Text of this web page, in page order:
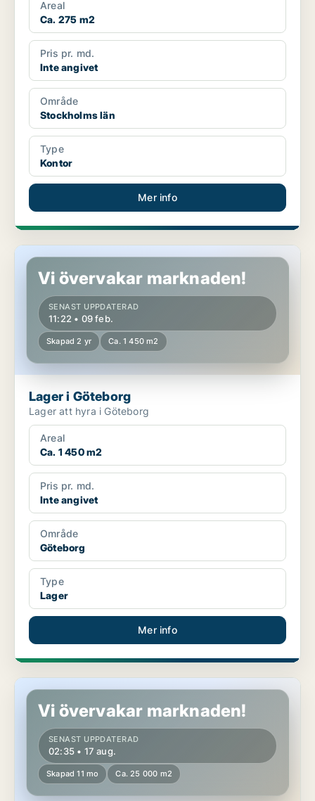
Areal
Ca. 275 m2
Pris pr. md.
Inte angivet
Område
Stockholms län
Type
Kontor
Mer info
Lager i Göteborg
Vi övervakar marknaden!
SENAST UPPDATERAD
11:22 • 09 feb.
Skapad 2 yr Ca. 1 450 m2
Lager i Göteborg
Lager att hyra i Göteborg
Areal
Ca. 1 450 m2
Pris pr. md.
Inte angivet
Område
Göteborg
Type
Lager
Mer info
Lager i Stockholms län
Vi övervakar marknaden!
SENAST UPPDATERAD
02:35 • 17 aug.
Skapad 11 mo Ca. 25 000 m2